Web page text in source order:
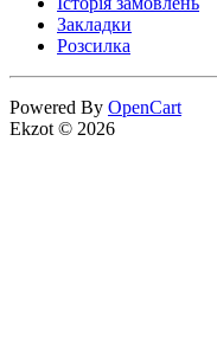
Закладки
Розсилка
Powered By OpenCart
Ekzot © 2026